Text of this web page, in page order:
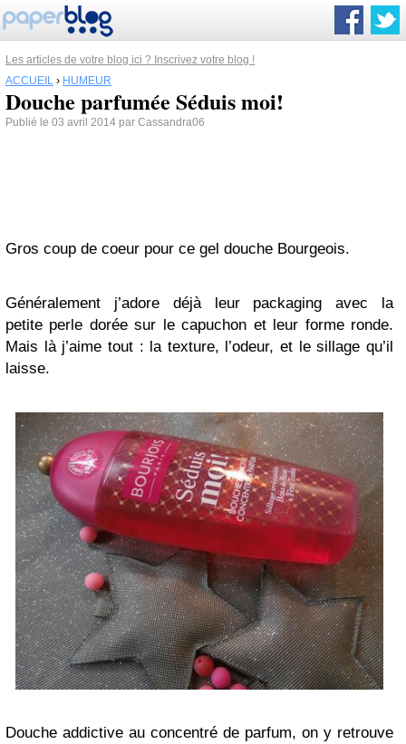
Les articles de votre blog ici ? Inscrivez votre blog !
ACCUEIL › HUMEUR
Douche parfumée Séduis moi!
Publié le 03 avril 2014 par Cassandra06
Gros coup de coeur pour ce gel douche Bourgeois.
Généralement j’adore déjà leur packaging avec la
petite perle dorée sur le capuchon et leur forme ronde.
Mais là j’aime tout : la texture, l’odeur, et le sillage qu’il
laisse.
Douche addictive au concentré de parfum, on y retrouve